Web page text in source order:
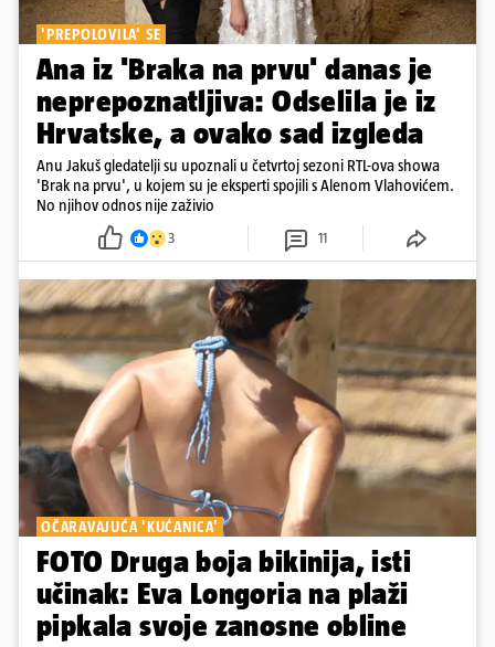
'PREPOLOVILA' SE
Ana iz 'Braka na prvu' danas je
neprepoznatljiva: Odselila je iz
Hrvatske, a ovako sad izgleda
Anu Jakuš gledatelji su upoznali u četvrtoj sezoni RTL-ova showa
'Brak na prvu', u kojem su je eksperti spojili s Alenom Vlahovićem.
No njihov odnos nije zaživio
3 11
OČARAVAJUĆA 'KUĆANICA'
FOTO Druga boja bikinija, isti
učinak: Eva Longoria na plaži
pipkala svoje zanosne obline